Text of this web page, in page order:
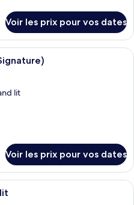
Voir les prix pour vos dates
Une chambre avec un grand lit, une
lit
Voir les prix pour vos dates
Une chambre d’hôtel avec un lit, un